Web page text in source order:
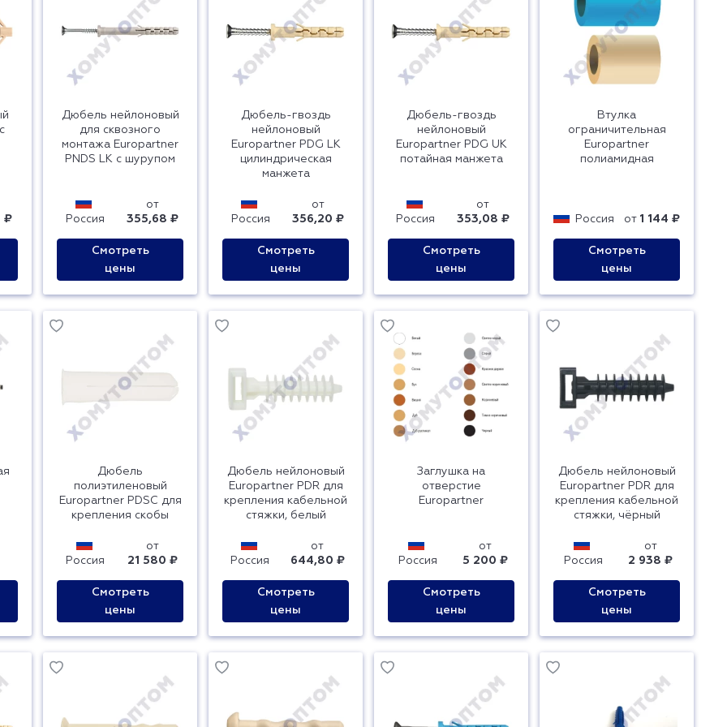
₽
Дюбель нейлоновый
для сквозного
монтажа Europartner
PNDS LK с шурупом
Россия
от
355,68 ₽
Смотреть
цены
Дюбель-гвоздь
нейлоновый
Europartner PDG LK
цилиндрическая
манжета
Россия
от
356,20 ₽
Смотреть
цены
Дюбель-гвоздь
нейлоновый
Europartner PDG UK
потайная манжета
Россия
от
353,08 ₽
Смотреть
цены
Втулка
ограничительная
Europartner
полиамидная
Россия от 1 144 ₽
Смотреть
цены
Дюбель
полиэтиленовый
Europartner PDSC для
крепления скобы
Россия
от
21 580 ₽
Смотреть
цены
Дюбель нейлоновый
Europartner PDR для
крепления кабельной
стяжки, белый
Россия
от
644,80 ₽
Смотреть
цены
Заглушка на
отверстие
Europartner
Россия
от
5 200 ₽
Смотреть
цены
Дюбель нейлоновый
Europartner PDR для
крепления кабельной
стяжки, чёрный
Россия
от
2 938 ₽
Смотреть
цены